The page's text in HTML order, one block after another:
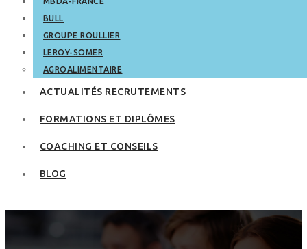
BULL
GROUPE ROULLIER
LEROY-SOMER
AGROALIMENTAIRE
ACTUALITÉS RECRUTEMENTS
FORMATIONS ET DIPLÔMES
COACHING ET CONSEILS
BLOG